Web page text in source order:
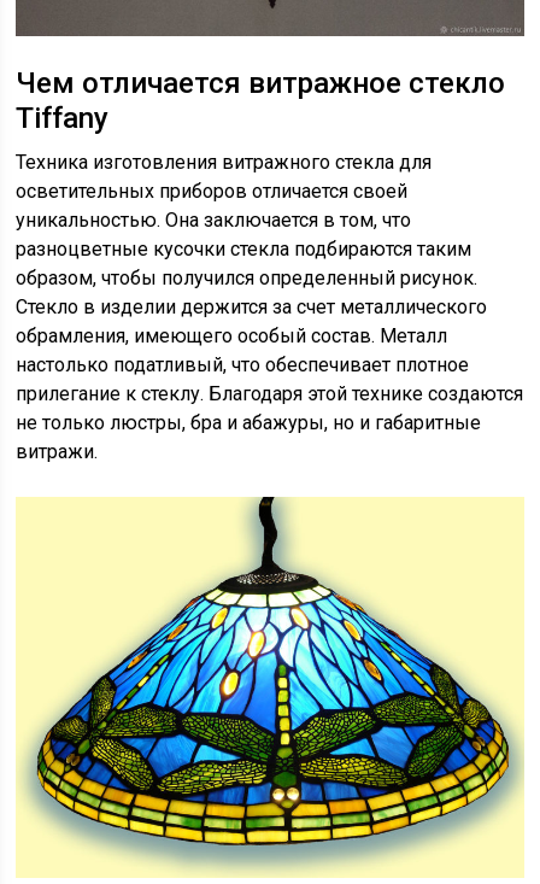
Чем отличается витражное стекло
Тiffany
Техника изготовления витражного стекла для
осветительных приборов отличается своей
уникальностью. Она заключается в том, что
разноцветные кусочки стекла подбираются таким
образом, чтобы получился определенный рисунок.
Стекло в изделии держится за счет металлического
обрамления, имеющего особый состав. Металл
настолько податливый, что обеспечивает плотное
прилегание к стеклу. Благодаря этой технике создаются
не только люстры, бра и абажуры, но и габаритные
витражи.